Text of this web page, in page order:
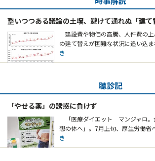
整いつつある議論の土壌、避けて通れぬ「建て
建設費や物価の高騰、人件費の
の建て替えが困難な状況に追い込
き
聴診記
「やせる薬」の誘惑に負けず
「医療ダイエット マンジャロ。
想の体へ」。7月上旬、厚生労働省
き